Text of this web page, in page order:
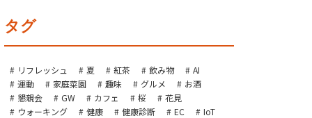
タグ
リフレッシュ 夏 紅茶 飲み物
AI
運動
家庭菜園 趣味 グルメ
お酒
懇親会
GW カフェ 桜
花見
ウォーキング
健康 健康診断 EC
IoT